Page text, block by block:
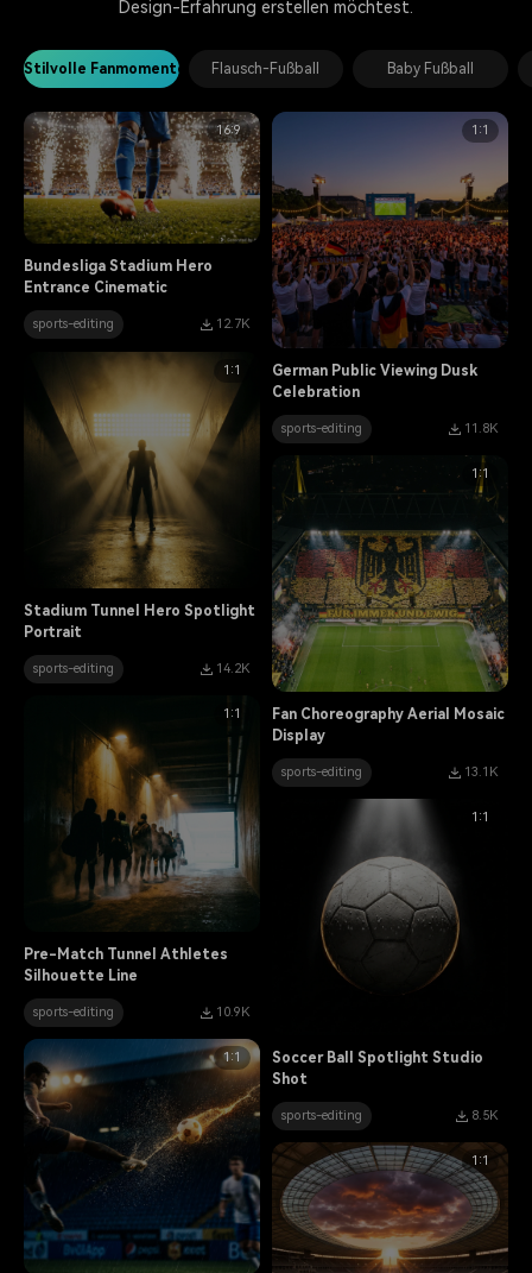
Design-Erfahrung erstellen möchtest.
Stilvolle Fanmomente Flausch-Fußball Baby Fußball
16:9
Bundesliga Stadium Hero
Entrance Cinematic
sports-editing 12.7K
1:1
German Public Viewing Dusk
Celebration
sports-editing 11.8K
1:1
Stadium Tunnel Hero Spotlight
Portrait
sports-editing 14.2K
1:1
Fan Choreography Aerial Mosaic
Display
sports-editing 13.1K
1:1
Pre-Match Tunnel Athletes
Silhouette Line
sports-editing 10.9K
1:1
Soccer Ball Spotlight Studio
Shot
sports-editing 8.5K
1:1
1:1